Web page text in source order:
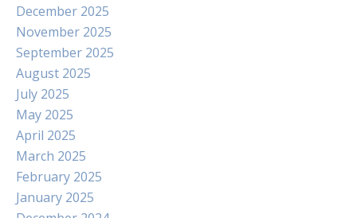
December 2025
November 2025
September 2025
August 2025
July 2025
May 2025
April 2025
March 2025
February 2025
January 2025